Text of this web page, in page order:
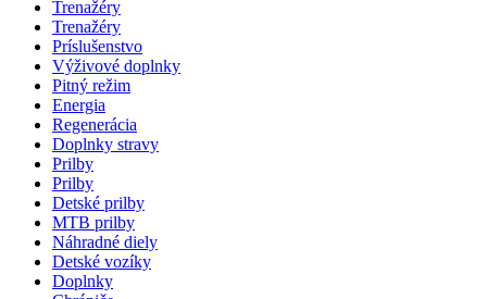
Trenažéry
Trenažéry
Príslušenstvo
Výživové doplnky
Pitný režim
Energia
Regenerácia
Doplnky stravy
Prilby
Prilby
Detské prilby
MTB prilby
Náhradné diely
Detské vozíky
Doplnky